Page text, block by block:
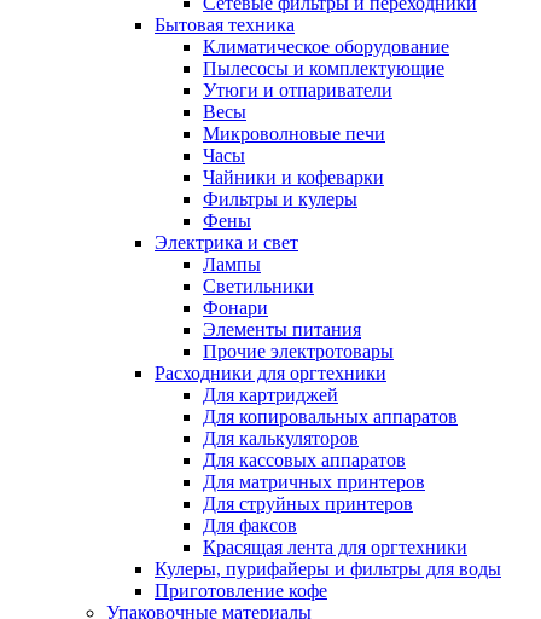
Бытовая техника
Климатическое оборудование
Пылесосы и комплектующие
Утюги и отпариватели
Весы
Микроволновые печи
Часы
Чайники и кофеварки
Фильтры и кулеры
Фены
Электрика и свет
Лампы
Светильники
Фонари
Элементы питания
Прочие электротовары
Расходники для оргтехники
Для картриджей
Для копировальных аппаратов
Для калькуляторов
Для кассовых аппаратов
Для матричных принтеров
Для струйных принтеров
Для факсов
Красящая лента для оргтехники
Кулеры, пурифайеры и фильтры для воды
Приготовление кофе
Упаковочные материалы